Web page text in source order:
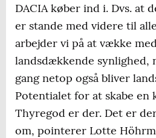
DACIA køber ind i. Dvs. at
er stande med videre til
arbejder vi på at vække
landsdækkende synlighed,
gang netop også bliver
Potentialet for at skabe en
Thyregod er der. Det er
om, pointerer Lotte